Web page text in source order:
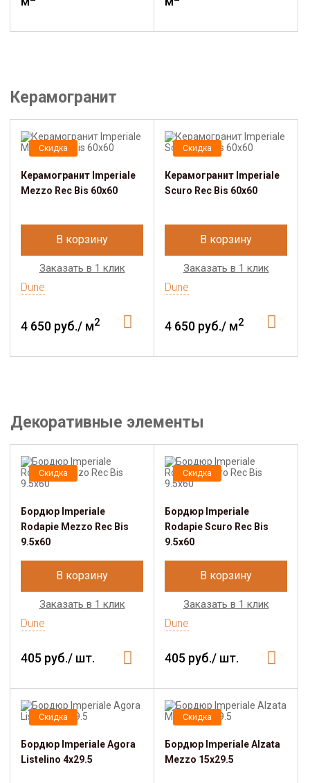
Керамогранит
Скидка
Керамогранит Imperiale
Mezzo Rec Bis 60x60
В корзину
Заказать в 1 клик
Dune
4 650 руб./ м2
Скидка
Керамогранит Imperiale
Scuro Rec Bis 60x60
В корзину
Заказать в 1 клик
Dune
4 650 руб./ м2
Декоративные элементы
Скидка
Бордюр Imperiale
Rodapie Mezzo Rec Bis
9.5x60
В корзину
Заказать в 1 клик
Dune
405 руб./ шт.
Скидка
Бордюр Imperiale
Rodapie Scuro Rec Bis
9.5x60
В корзину
Заказать в 1 клик
Dune
405 руб./ шт.
Скидка
Бордюр Imperiale Agora
Listelino 4x29.5
Скидка
Бордюр Imperiale Alzata
Mezzo 15x29.5